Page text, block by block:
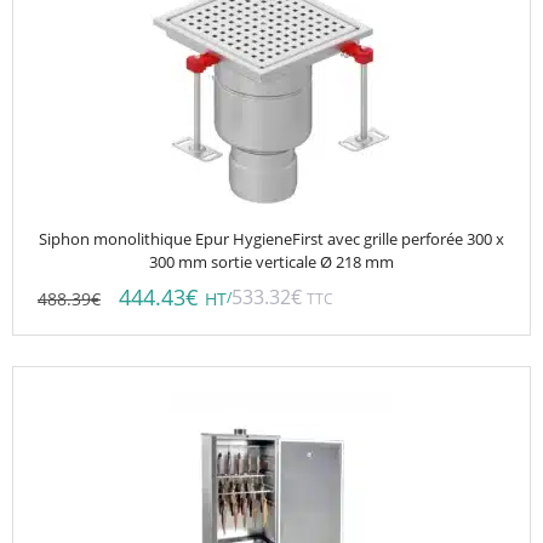
Siphon monolithique Epur HygieneFirst avec grille perforée 300 x
300 mm sortie verticale Ø 218 mm
488.39€ 444.43€ HT/533.32€ TTC